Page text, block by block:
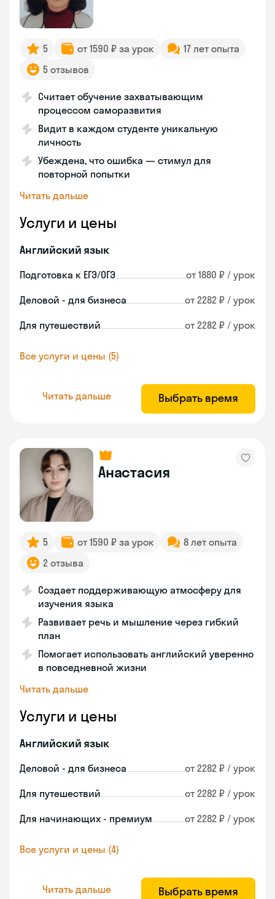
5 от 1590 ₽ за урок
17 лет опыта
5 отзывов
Считает обучение захватывающим
процессом саморазвития
Видит в каждом студенте уникальную
личность
Убеждена, что ошибка — стимул для
повторной попытки
Читать дальше
Услуги и цены
Английский язык
Подготовка к ЕГЭ/ОГЭ от 1880 ₽ / урок
Деловой - для бизнеса от 2282 ₽ / урок
Для путешествий от 2282 ₽ / урок
Все услуги и цены (5)
Читать дальше Выбрать время
Анастасия
5 от 1590 ₽ за урок
8 лет опыта
2 отзыва
Создает поддерживающую атмосферу для
изучения языка
Развивает речь и мышление через гибкий
план
Помогает использовать английский уверенно
в повседневной жизни
Читать дальше
Услуги и цены
Английский язык
Деловой - для бизнеса от 2282 ₽ / урок
Для путешествий от 2282 ₽ / урок
Для начинающих - премиум от 2282 ₽ / урок
Все услуги и цены (4)
Читать дальше Выбрать время